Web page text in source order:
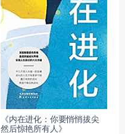
《内在进化：你要悄悄拔尖
然后惊艳所有人》